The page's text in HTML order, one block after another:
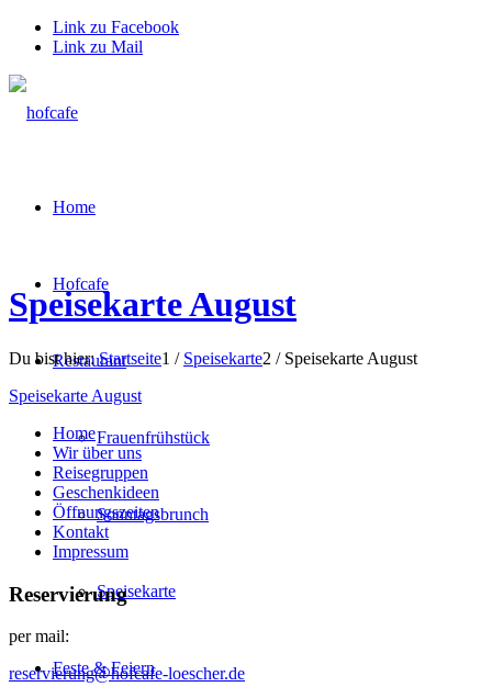
Link zu Facebook
Link zu Mail
Home
Hofcafe
Restaurant
Frauenfrühstück
Sonntagsbrunch
Speisekarte
Feste & Feiern
Speisekarte August
Du bist hier: Startseite1 / Speisekarte2 / Speisekarte August
Speisekarte August
Home
Wir über uns
Reisegruppen
Geschenkideen
Öffnungszeiten
Kontakt
Impressum
Reservierung
per mail:
reservierung@hofcafe-loescher.de